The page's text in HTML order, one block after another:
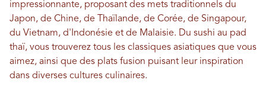
impressionnante, proposant des mets traditionnels du
Japon, de Chine, de Thaïlande, de Corée, de Singapour,
du Vietnam, d'Indonésie et de Malaisie. Du sushi au pad
thaï, vous trouverez tous les classiques asiatiques que vous
aimez, ainsi que des plats fusion puisant leur inspiration
dans diverses cultures culinaires.